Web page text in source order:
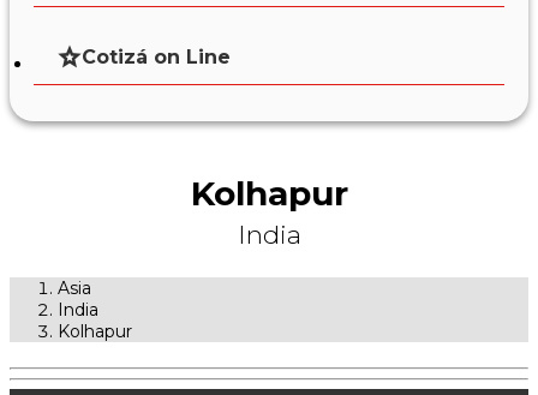
Cotizá on Line
Kolhapur
India
Asia
India
Kolhapur